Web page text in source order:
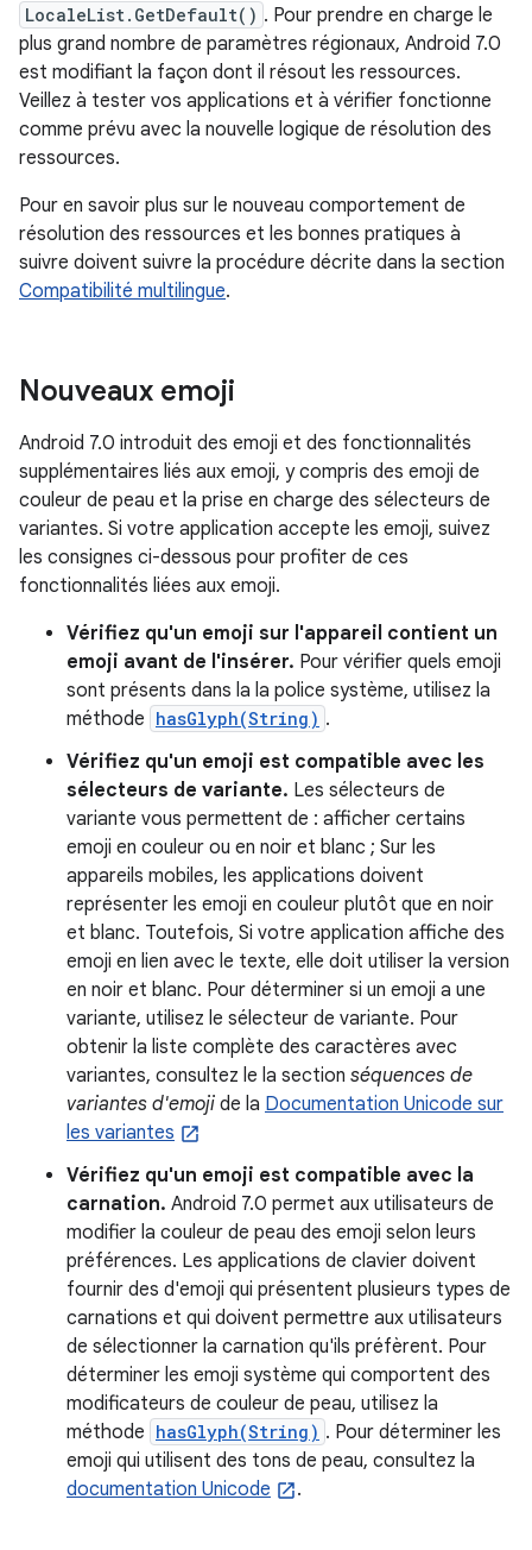
LocaleList.GetDefault() . Pour prendre en charge le
plus grand nombre de paramètres régionaux, Android 7.0
est modifiant la façon dont il résout les ressources.
Veillez à tester vos applications et à vérifier fonctionne
comme prévu avec la nouvelle logique de résolution des
ressources.
Pour en savoir plus sur le nouveau comportement de
résolution des ressources et les bonnes pratiques à
suivre doivent suivre la procédure décrite dans la section
Compatibilité multilingue.
Nouveaux emoji
Android 7.0 introduit des emoji et des fonctionnalités
supplémentaires liés aux emoji, y compris des emoji de
couleur de peau et la prise en charge des sélecteurs de
variantes. Si votre application accepte les emoji, suivez
les consignes ci-dessous pour profiter de ces
fonctionnalités liées aux emoji.
Vérifiez qu'un emoji sur l'appareil contient un
emoji avant de l'insérer. Pour vérifier quels emoji
sont présents dans la la police système, utilisez la
méthode hasGlyph(String) .
Vérifiez qu'un emoji est compatible avec les
sélecteurs de variante. Les sélecteurs de
variante vous permettent de : afficher certains
emoji en couleur ou en noir et blanc ; Sur les
appareils mobiles, les applications doivent
représenter les emoji en couleur plutôt que en noir
et blanc. Toutefois, Si votre application affiche des
emoji en lien avec le texte, elle doit utiliser la version
en noir et blanc. Pour déterminer si un emoji a une
variante, utilisez le sélecteur de variante. Pour
obtenir la liste complète des caractères avec
variantes, consultez le la section séquences de
variantes d'emoji de la Documentation Unicode sur
les variantes
Vérifiez qu'un emoji est compatible avec la
carnation. Android 7.0 permet aux utilisateurs de
modifier la couleur de peau des emoji selon leurs
préférences. Les applications de clavier doivent
fournir des d'emoji qui présentent plusieurs types de
carnations et qui doivent permettre aux utilisateurs
de sélectionner la carnation qu'ils préfèrent. Pour
déterminer les emoji système qui comportent des
modificateurs de couleur de peau, utilisez la
méthode hasGlyph(String) . Pour déterminer les
emoji qui utilisent des tons de peau, consultez la
documentation Unicode
.